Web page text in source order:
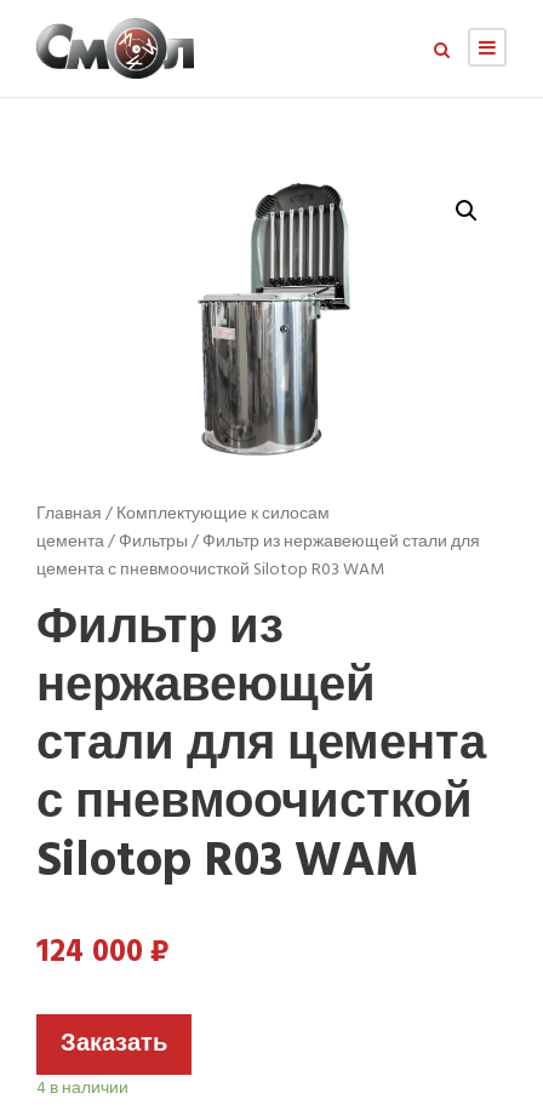
Главная/Комплектующие к силосам
цемента/Фильтры/ Фильтр из нержавеющей стали для
цемента с пневмоочисткой Silotop R03 WAM
Фильтр из
нержавеющей
стали для цемента
с пневмоочисткой
Silotop R03 WAM
124 000₽
Заказать
4 в наличии